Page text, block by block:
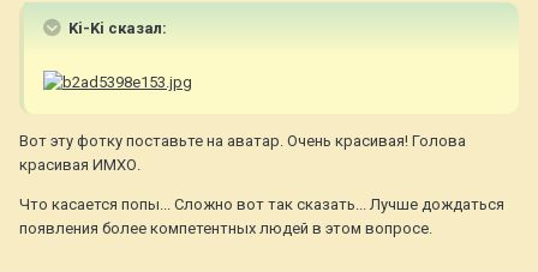
Ki-Ki сказал:
Вот эту фотку поставьте на аватар. Очень красивая! Голова
красивая ИМХО.
Что касается попы... Сложно вот так сказать... Лучше дождаться
появления более компетентных людей в этом вопросе.